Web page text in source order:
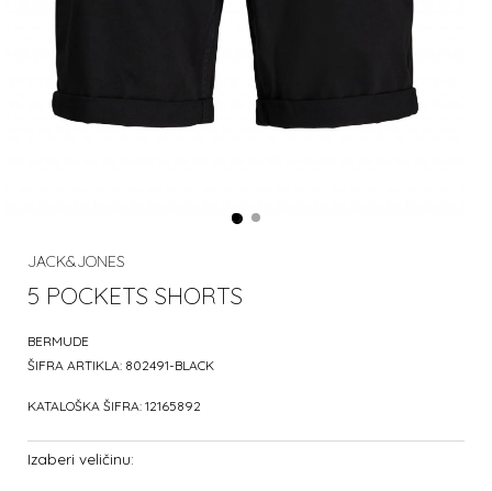
JACK&JONES
5 POCKETS SHORTS
BERMUDE
ŠIFRA ARTIKLA: 802491-BLACK
KATALOŠKA ŠIFRA: 12165892
Izaberi veličinu: